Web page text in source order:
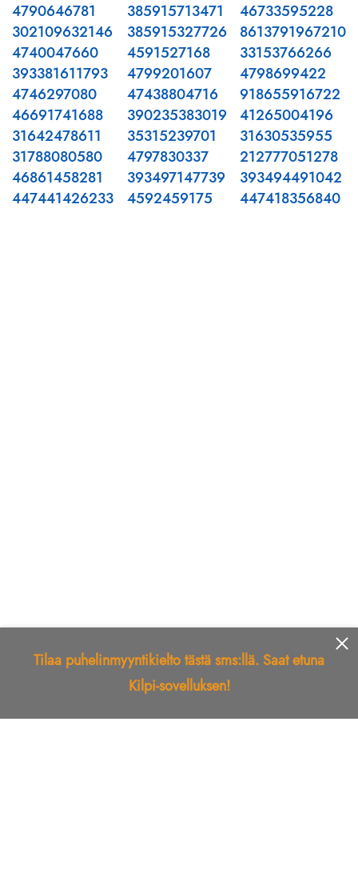
4790646781
302109632146
4740047660
393381611793
4746297080
46691741688
31642478611
31788080580
46861458281
447441426233
385915713471
385915327726
4591527168
4799201607
47438804716
390235383019
35315239701
4797830337
393497147739
4592459175
46733595228
8613791967210
33153766266
4798699422
918655916722
41265004196
31630535955
212777051278
393494491042
447418356840
Tilaa puhelinmyyntikielto tästä sms:llä. Saat etuna
Kilpi-sovelluksen!